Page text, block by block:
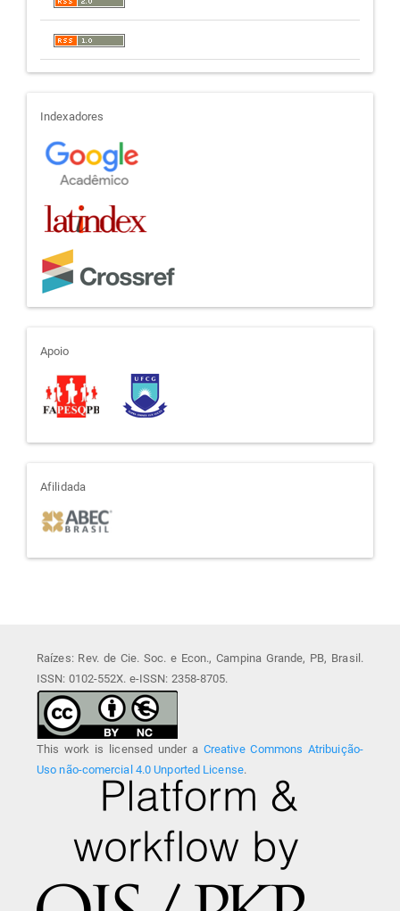
indexadores
Indexadores
apoio
Apoio
afiliada
Afilidada
Raízes: Rev. de Cie. Soc. e Econ., Campina Grande, PB, Brasil.
ISSN: 0102-552X. e-ISSN: 2358-8705.
This work is licensed under a Creative Commons Atribuição-
Uso não-comercial 4.0 Unported License.